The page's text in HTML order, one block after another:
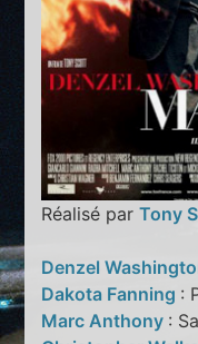
Réalisé parTony
Denzel
Dakota Fanning :
Marc Anthony :